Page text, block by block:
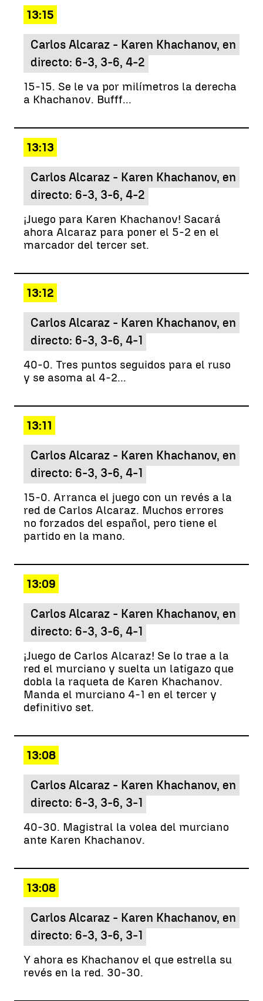
13:15
Carlos Alcaraz - Karen Khachanov, en
directo: 6-3, 3-6, 4-2
15-15. Se le va por milímetros la derecha
a Khachanov. Bufff...
13:13
Carlos Alcaraz - Karen Khachanov, en
directo: 6-3, 3-6, 4-2
¡Juego para Karen Khachanov! Sacará
ahora Alcaraz para poner el 5-2 en el
marcador del tercer set.
13:12
Carlos Alcaraz - Karen Khachanov, en
directo: 6-3, 3-6, 4-1
40-0. Tres puntos seguidos para el ruso
y se asoma al 4-2...
13:11
Carlos Alcaraz - Karen Khachanov, en
directo: 6-3, 3-6, 4-1
15-0. Arranca el juego con un revés a la
red de Carlos Alcaraz. Muchos errores
no forzados del español, pero tiene el
partido en la mano.
13:09
Carlos Alcaraz - Karen Khachanov, en
directo: 6-3, 3-6, 4-1
¡Juego de Carlos Alcaraz! Se lo trae a la
red el murciano y suelta un latigazo que
dobla la raqueta de Karen Khachanov.
Manda el murciano 4-1 en el tercer y
definitivo set.
13:08
Carlos Alcaraz - Karen Khachanov, en
directo: 6-3, 3-6, 3-1
40-30. Magistral la volea del murciano
ante Karen Khachanov.
13:08
Carlos Alcaraz - Karen Khachanov, en
directo: 6-3, 3-6, 3-1
Y ahora es Khachanov el que estrella su
revés en la red. 30-30.